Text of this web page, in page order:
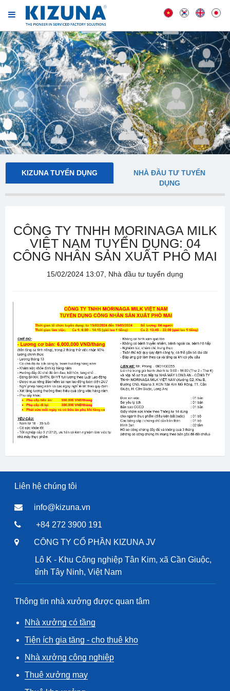
KIZUNA TUYỂN DỤNG
NHÀ ĐẦU TƯ TUYỂN
DỤNG
CÔNG TY TNHH MORINAGA MILK
VIỆT NAM TUYỂN DỤNG: 04
CÔNG NHÂN SẢN XUẤT PHÔ MAI
15/02/2024 13:07, Nhà đầu tư tuyển dụng
Liên hệ chúng tôi
info@kizuna.vn
+84 272 3900 191
CÔNG TY CỔ PHẦN KIZUNA JV
Lô K - Khu Công nghiệp Tân Kim, xã Cần Giuộc,
tỉnh Tây Ninh, Việt Nam
Thông tin nhà xưởng được quan tâm
Nhà xưởng có tầng
Tiện ích gia tăng - cho thuê kho
Nhà xưởng công nghiệp
Thuê xưởng may